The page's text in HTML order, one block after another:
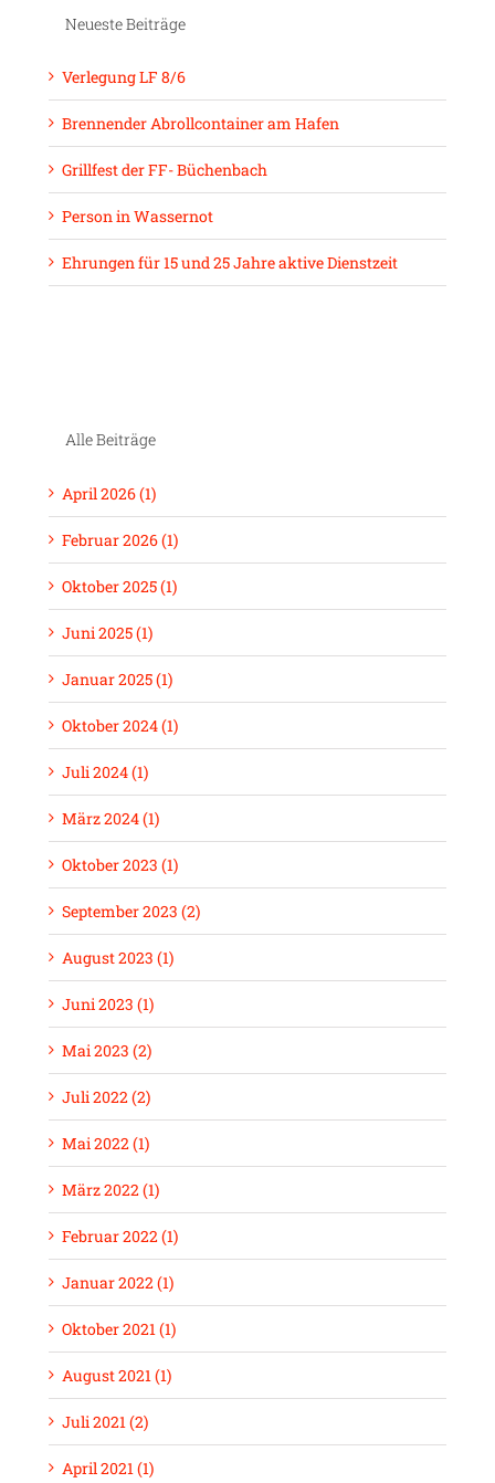
Neueste Beiträge
Verlegung LF 8/6
Brennender Abrollcontainer am Hafen
Grillfest der FF- Büchenbach
Person in Wassernot
Ehrungen für 15 und 25 Jahre aktive Dienstzeit
Alle Beiträge
April 2026 (1)
Februar 2026 (1)
Oktober 2025 (1)
Juni 2025 (1)
Januar 2025 (1)
Oktober 2024 (1)
Juli 2024 (1)
März 2024 (1)
Oktober 2023 (1)
September 2023 (2)
August 2023 (1)
Juni 2023 (1)
Mai 2023 (2)
Juli 2022 (2)
Mai 2022 (1)
März 2022 (1)
Februar 2022 (1)
Januar 2022 (1)
Oktober 2021 (1)
August 2021 (1)
Juli 2021 (2)
April 2021 (1)